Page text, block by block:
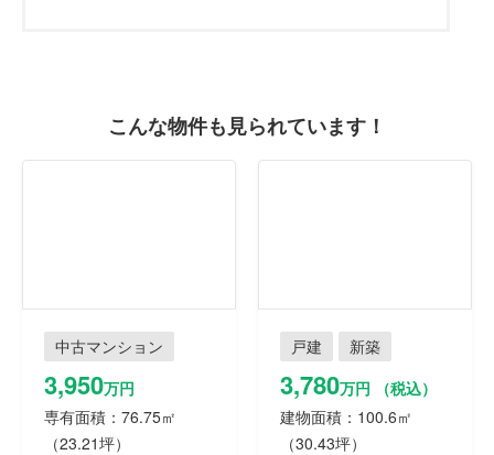
こんな物件も見られています！
中古マンション
3,950万円
専有面積：76.75㎡
（23.21坪）
戸建 新築
3,780万円 （税込）
建物面積：100.6㎡
（30.43坪）